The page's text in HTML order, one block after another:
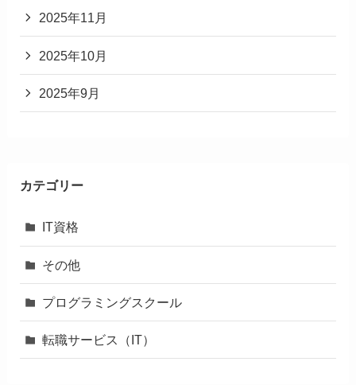
2025年11月
2025年10月
2025年9月
カテゴリー
IT資格
その他
プログラミングスクール
転職サービス（IT）